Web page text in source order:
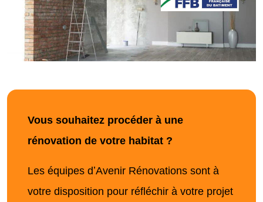
Vous souhaitez procéder à une
rénovation de votre habitat ?
Les équipes dʼAvenir Rénovations sont à
votre disposition pour réfléchir à votre projet